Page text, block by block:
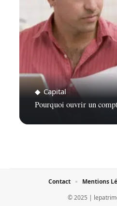
Capital
Pourquoi ouvrir un
© 2025 |
Contact Mentions